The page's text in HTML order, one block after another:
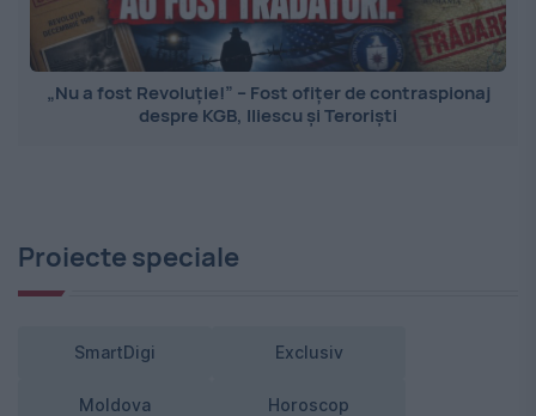
„Nu a fost Revoluție!” – Fost ofițer de contraspionaj
despre KGB, Iliescu și Teroriști
Proiecte speciale
SmartDigi Exclusiv
Moldova Horoscop